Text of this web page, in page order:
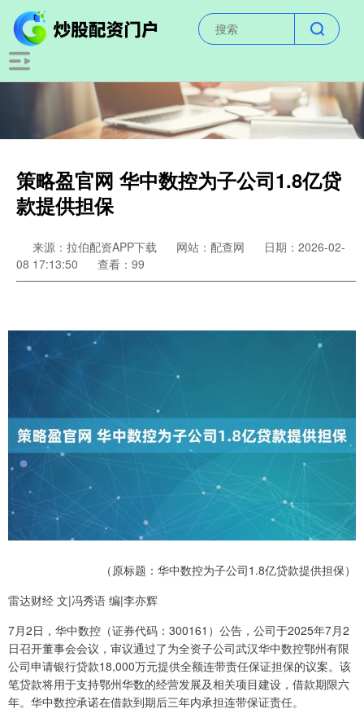
策略盈官网 华中数控为子公司1.8亿贷
款提供担保
来源：拉伯配资APP下载 网站：配查网
日期：2026-02-
08 17:13:50
查看：99
（原标题：华中数控为子公司1.8亿贷款提供担保）
雷达财经 文|冯秀语 编|李亦辉
7月2日，华中数控（证券代码：300161）公告，公司于2025年7月2
日召开董事会会议，审议通过了为全资子公司武汉华中数控鄂州有限
公司申请银行贷款18,000万元提供全额连带责任保证担保的议案。该
笔贷款将用于支持鄂州华数的经营发展及相关项目建设，借款期限六
年。华中数控承诺在借款到期后三年内承担连带保证责任。